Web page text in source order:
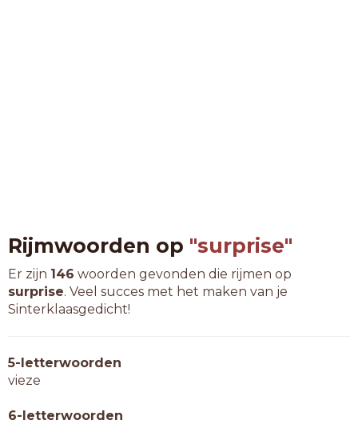
Rijmwoorden op "surprise"
Er zijn 146 woorden gevonden die rijmen op
surprise. Veel succes met het maken van je
Sinterklaasgedicht!
5-letterwoorden
vieze
6-letterwoorden